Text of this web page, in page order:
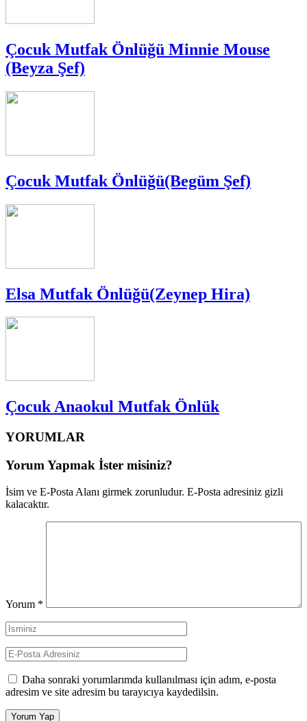
Çocuk Mutfak Önlüğü Minnie Mouse
(Beyza Şef)
Çocuk Mutfak Önlüğü(Begüm Şef)
Elsa Mutfak Önlüğü(Zeynep Hira)
Çocuk Anaokul Mutfak Önlük
YORUMLAR
Yorum Yapmak İster misiniz?
İsim ve E-Posta Alanı girmek zorunludur. E-Posta adresiniz gizli
kalacaktır.
Yorum *
Daha sonraki yorumlarımda kullanılması için adım, e-posta
adresim ve site adresim bu tarayıcıya kaydedilsin.